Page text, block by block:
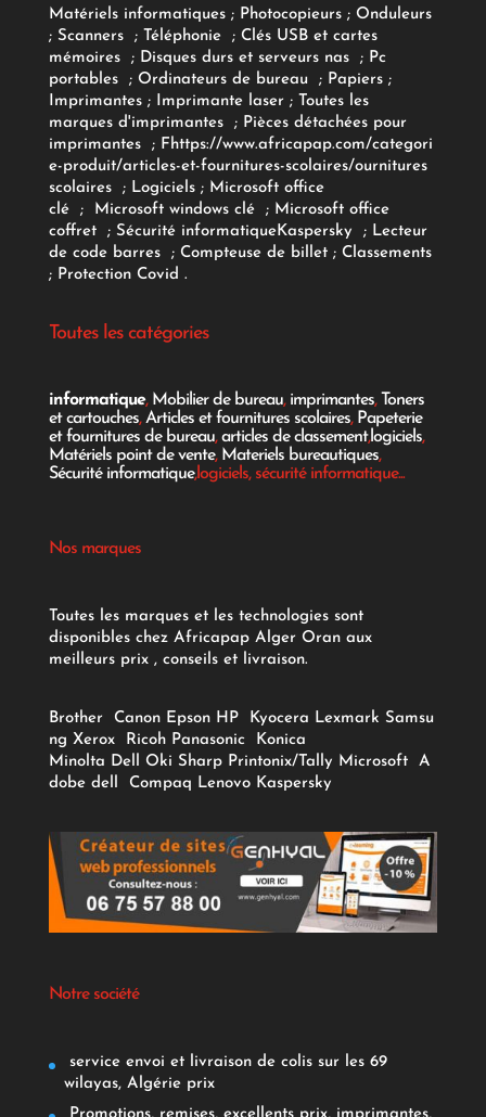
Matériels informatiques; Photocopieurs; Onduleurs
; Scanners ; Téléphonie ; Clés USB et cartes
mémoires
; Disques durs et serveurs nas ; Pc
portables
; Ordinateurs de bureau ; Papiers;
Imprimantes;Imprimante laser; Toutes les
marques d'imprimantes
; Pièces détachées pour
imprimantes
; Fhttps://www.africapap.com/categori
e-produit/articles-et-fournitures-scolaires/ournitures
scolaires; Logiciels ; Microsoft office
clé
; Microsoft windows clé; Microsoft office
coffret ; Sécurité informatiqueKaspersky ; Lecteur
de code barres
; Compteuse de billet; Classements
; Protection Covid .
Toutes les catégories
informatique, Mobilier de bureau, imprimantes, Toners
et cartouches,Articles et fournitures scolaires, Papeterie
et fournitures de bureau,articles de classement,logiciels,
Matériels point de vente, Materiels bureautiques,
Sécurité informatique,logiciels, sécurité informatique...
Nos marques
Toutes les marques et les technologies sont
disponibles chez Africapap Alger Oran aux
meilleurs prix , conseils et livraison.
Brother Canon Epson HP Kyocera Lexmark Samsu
ng Xerox Ricoh Panasonic
Konica
Minolta Dell Oki Sharp Printonix/Tally Microsoft
A
dobe dell Compaq Lenovo Kaspersky
Notre société
service envoi et livraison de colis sur les 69
wilayas, Algérie prix